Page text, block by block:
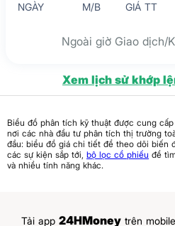
NGÀY M/B GIÁ TT
Ngoài giờ Giao dịch/
Xem lịch sử khớp
Biểu đồ phân tích kỹ thuật được cung
nơi các nhà đầu tư phân tích thị trường
đầu: biểu đồ giá chi tiết để theo dõi biến
các sự kiện sắp tới, bộ lọc cổ phiếu để
và nhiều tính năng khác.
Tải app 24HMoney trên mobile